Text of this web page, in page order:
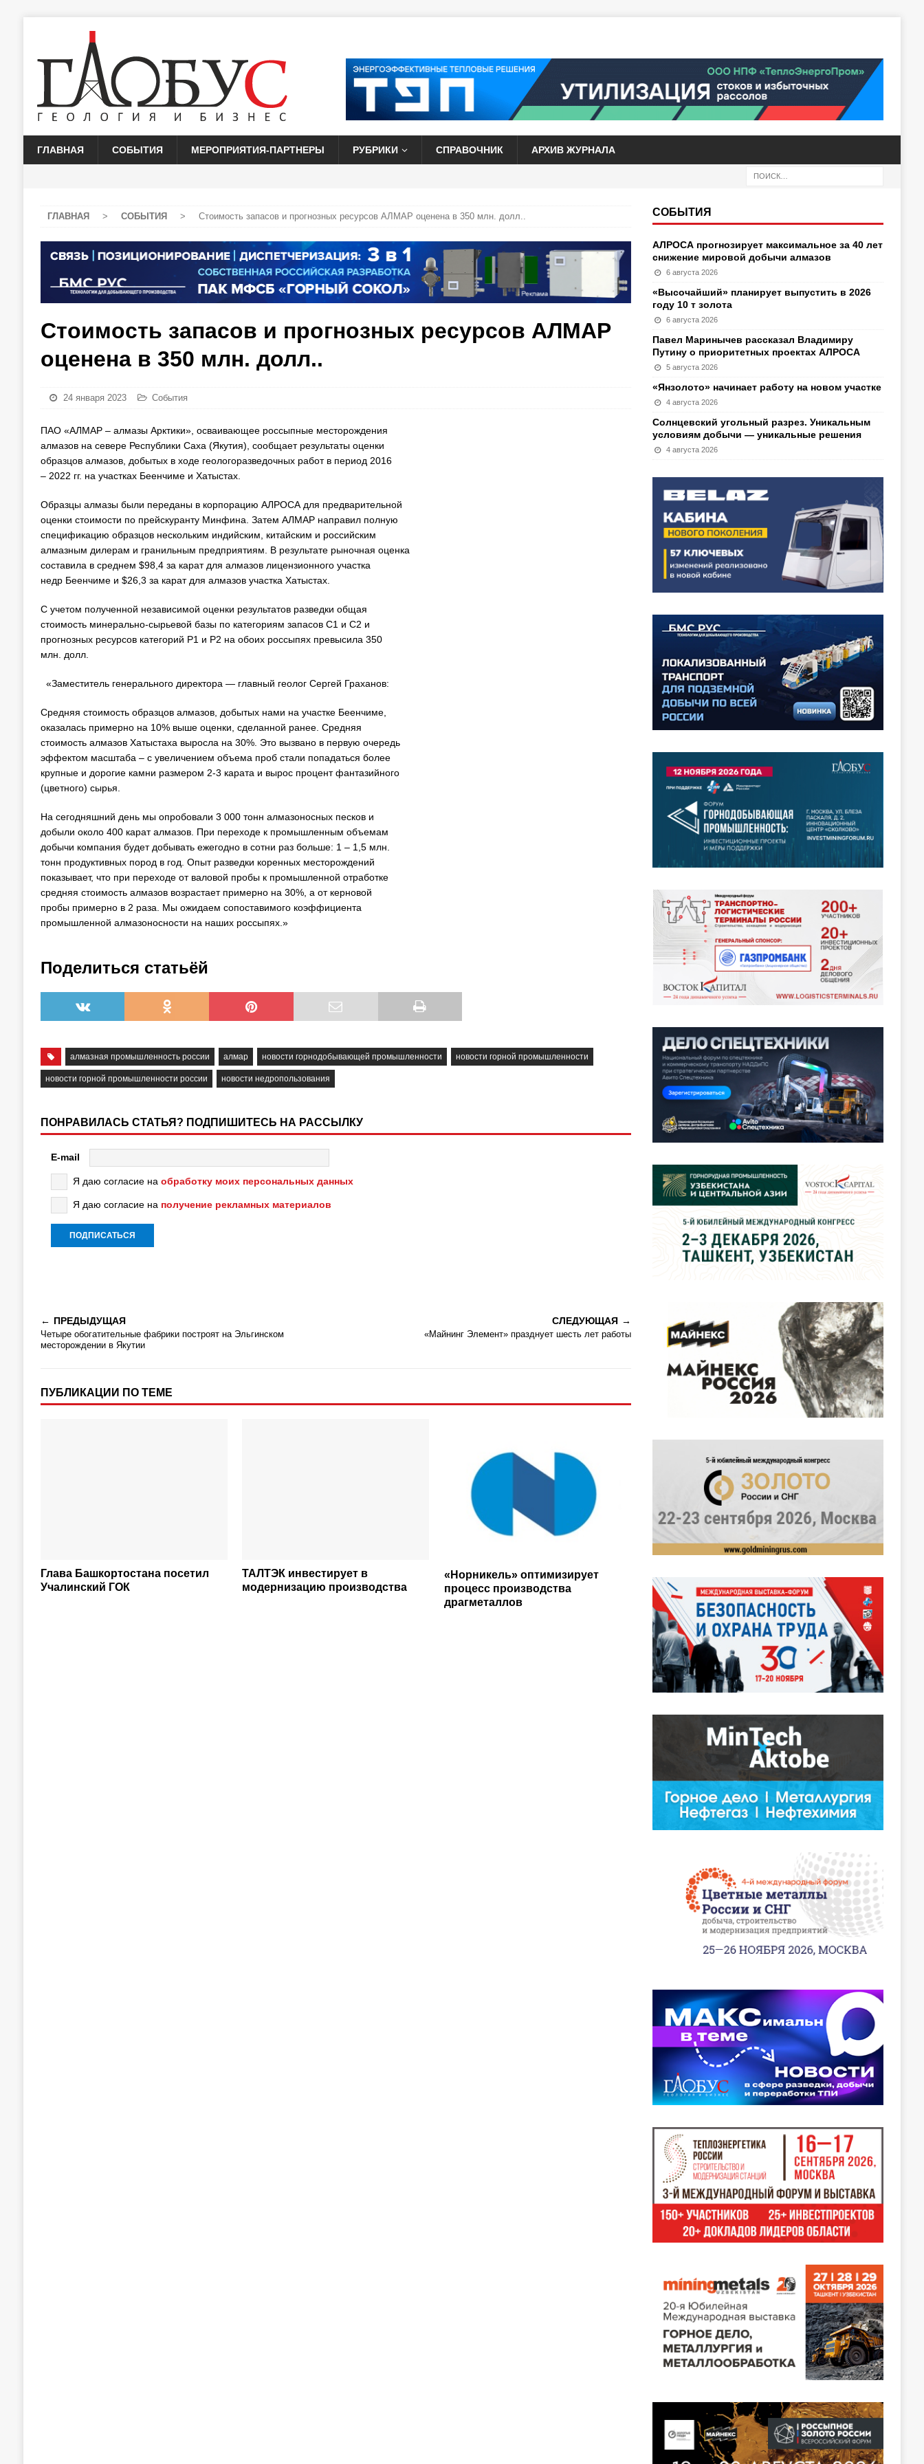
ГЛАВНАЯ СОБЫТИЯ МЕРОПРИЯТИЯ-ПАРТНЕРЫ РУБРИКИ СПРАВОЧНИК АРХИВ ЖУРНАЛА
ГЛАВНАЯ > СОБЫТИЯ > Стоимость запасов и прогнозных ресурсов АЛМАР оценена в 350 млн. долл..
Стоимость запасов и прогнозных ресурсов АЛМАР
оценена в 350 млн. долл..
24 января 2023 События
ПАО «АЛМАР – алмазы Арктики», осваивающее россыпные месторождения
алмазов на севере Республики Саха (Якутия), сообщает результаты оценки
образцов алмазов, добытых в ходе геологоразведочных работ в период 2016
– 2022 гг. на участках Беенчиме и Хатыстах.
Образцы алмазы были переданы в корпорацию АЛРОСА для предварительной
оценки стоимости по прейскуранту Минфина. Затем АЛМАР направил полную
спецификацию образцов нескольким индийским, китайским и российским
алмазным дилерам и гранильным предприятиям. В результате рыночная оценка
составила в среднем $98,4 за карат для алмазов лицензионного участка
недр Беенчиме и $26,3 за карат для алмазов участка Хатыстах.
С учетом полученной независимой оценки результатов разведки общая
стоимость минерально-сырьевой базы по категориям запасов С1 и С2 и
прогнозных ресурсов категорий Р1 и Р2 на обоих россыпях превысила 350
млн. долл.
«Заместитель генерального директора — главный геолог Сергей Граханов:
Средняя стоимость образцов алмазов, добытых нами на участке Беенчиме,
оказалась примерно на 10% выше оценки, сделанной ранее. Средняя
стоимость алмазов Хатыстаха выросла на 30%. Это вызвано в первую очередь
эффектом масштаба – с увеличением объема проб стали попадаться более
крупные и дорогие камни размером 2-3 карата и вырос процент фантазийного
(цветного) сырья.
На сегодняшний день мы опробовали 3 000 тонн алмазоносных песков и
добыли около 400 карат алмазов. При переходе к промышленным объемам
добычи компания будет добывать ежегодно в сотни раз больше: 1 – 1,5 млн.
тонн продуктивных пород в год. Опыт разведки коренных месторождений
показывает, что при переходе от валовой пробы к промышленной отработке
средняя стоимость алмазов возрастает примерно на 30%, а от керновой
пробы примерно в 2 раза. Мы ожидаем сопоставимого коэффициента
промышленной алмазоносности на наших россыпях.»
Поделиться статьёй
алмазная промышленность россии алмар новости горнодобывающей промышленности новости горной промышленности
новости горной промышленности россии новости недропользования
ПОНРАВИЛАСЬ СТАТЬЯ? ПОДПИШИТЕСЬ НА РАССЫЛКУ
E-mail
Я даю согласие на обработку моих персональных данных
Я даю согласие на получение рекламных материалов
ПРЕДЫДУЩАЯ
Четыре обогатительные фабрики построят на Эльгинском
месторождении в Якутии
СЛЕДУЮЩАЯ
«Майнинг Элемент» празднует шесть лет работы
ПУБЛИКАЦИИ ПО ТЕМЕ
Глава Башкортостана посетил
Учалинский ГОК
ТАЛТЭК инвестирует в
модернизацию производства
«Норникель» оптимизирует
процесс производства
драгметаллов
СОБЫТИЯ
АЛРОСА прогнозирует максимальное за 40 лет
снижение мировой добычи алмазов
6 августа 2026
«Высочайший» планирует выпустить в 2026
году 10 т золота
6 августа 2026
Павел Маринычев рассказал Владимиру
Путину о приоритетных проектах АЛРОСА
5 августа 2026
«Янзолото» начинает работу на новом участке
4 августа 2026
Солнцевский угольный разрез. Уникальным
условиям добычи — уникальные решения
4 августа 2026